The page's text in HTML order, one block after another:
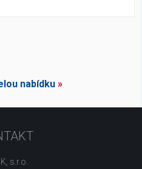
nabídku»
s.r.o.